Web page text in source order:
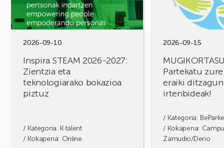
2026-09-10
Inspira STEAM 2026-2027:
Zientzia eta
teknologiarako bokazioa
piztuz
/ Kategoria: K·talent
/ Kokapena: Online
Zientzia
eta
teknologiarako
bokazioa
2026-09-15
Partekatu
eraiki ditzagun
irtenbideak!
/ Kategoria:
/ Kokapena:
Zamudio/Derio
erronkak,
irtenbideak!